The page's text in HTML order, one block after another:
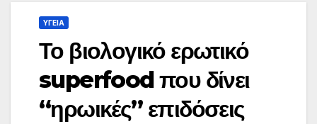
ΥΓΕΙΑ
Το βιολογικό ερωτικό
superfood που δίνει
“ηρωικές” επιδόσεις